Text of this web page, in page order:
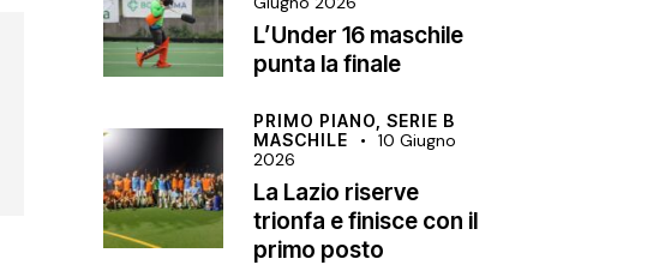
L’Under 16 maschile
punta la finale
PRIMO PIANO,SERIE B
MASCHILE
10 Giugno
2026
La Lazio riserve
trionfa e finisce con il
primo posto